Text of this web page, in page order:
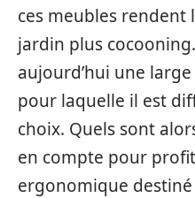
ces meubles rendent
jardin plus
aujourd’hui une
pour laquelle il est
choix. Quels sont
en compte pour
ergonomique